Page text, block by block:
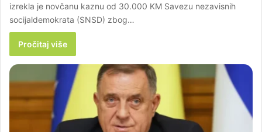
izrekla je novčanu kaznu od 30.000 KM Savezu nezavisnih
socijaldemokrata (SNSD) zbog…
Pročitaj više